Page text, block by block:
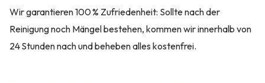
Wir garantieren 100 % Zufriedenheit: Sollte nach der
Reinigung noch Mängel bestehen, kommen wir innerhalb von
24 Stunden nach und beheben alles kostenfrei.